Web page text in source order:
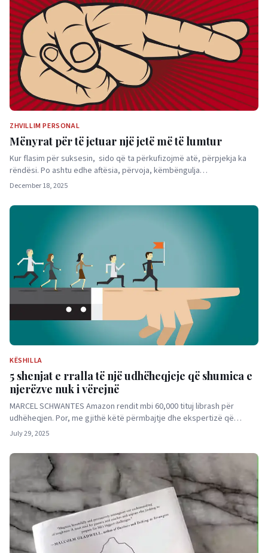
ZHVILLIM PERSONAL
Mënyrat për të jetuar një jetë më të lumtur
Kur flasim për suksesin, sido që ta përkufizojmë atë, përpjekja ka
rëndësi. Po ashtu edhe aftësia, përvoja, këmbëngulja…
December 18, 2025
KËSHILLA
5 shenjat e rralla të një udhëheqjeje që shumica e
njerëzve nuk i vërejnë
MARCEL SCHWANTES Amazon rendit mbi 60,000 tituj librash për
udhëheqjen. Por, me gjithë këtë përmbajtje dhe ekspertizë që…
July 29, 2025